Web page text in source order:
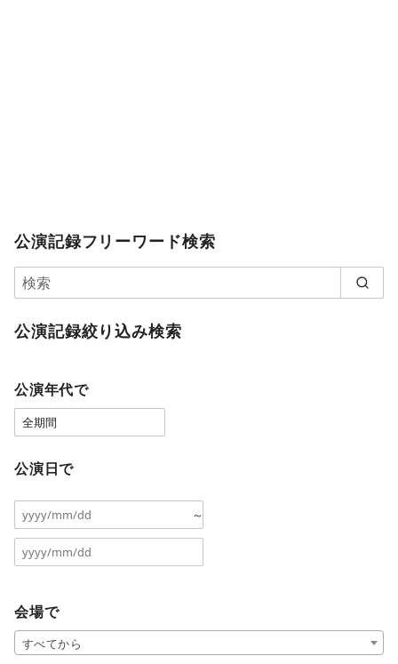
公演記録フリーワード検索
公演記録絞り込み検索
公演年代で
公演日で
～
会場で
すべてから